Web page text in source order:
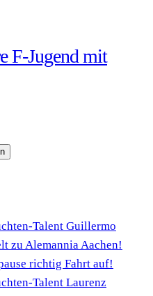
F-Jugend mit
Talent Guillermo
zu Alemannia Aachen!
richtig Fahrt auf!
Talent Laurenz